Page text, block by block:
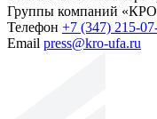
Группы компаний
Телефон +7 (347) 215-
Email press@kro-ufa.ru